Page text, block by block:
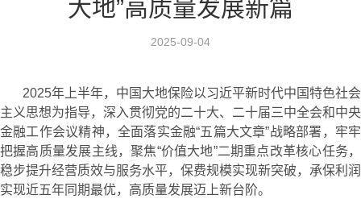
大地”高质量发展新篇
2025-09-04
2025年上半年，中国大地保险以习近平新时代中国特色社会
主义思想为指导，深入贯彻党的二十大、二十届三中全会和中央
金融工作会议精神，全面落实金融“五篇大文章”战略部署，牢牢
把握高质量发展主线，聚焦“价值大地”二期重点改革核心任务，
稳步提升经营质效与服务水平，保费规模实现新突破，承保利润
实现近五年同期最优，高质量发展迈上新台阶。